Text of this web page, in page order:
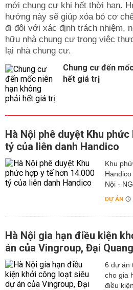
mới chung cư khi hết thời hạn.
hướng này sẽ giúp xóa bỏ cơ
đi đôi với xác định trách nhiệm,
hữu nhà chung cư trong việc
lại nhà chung cư.
Chung cư đến
hết giá trị
Hà Nội phê duyệt Khu
tỷ của liên danh Handico
Khu
Nội -
DỰ ÁN
Hà Nội gia hạn điều kiện
án của Vingroup, Đại
6 dự án
cho gia
điều